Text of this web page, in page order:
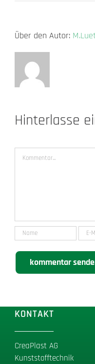
Über den Autor:
Hinterlasse
Kommentar
KONTAKT
CreaPlast AG
Kunststofftechnik